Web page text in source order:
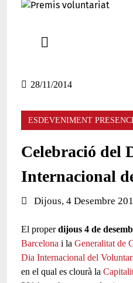
28/11/2014
ESDEVENIMENT
Celebració del
Internacional
Data de l'esdeveniment:
Dijous, 4 Desembre
El properdijous 4 de
Barcelona i la Generalitat de
Dia Internacional del
en el qual es clourà la